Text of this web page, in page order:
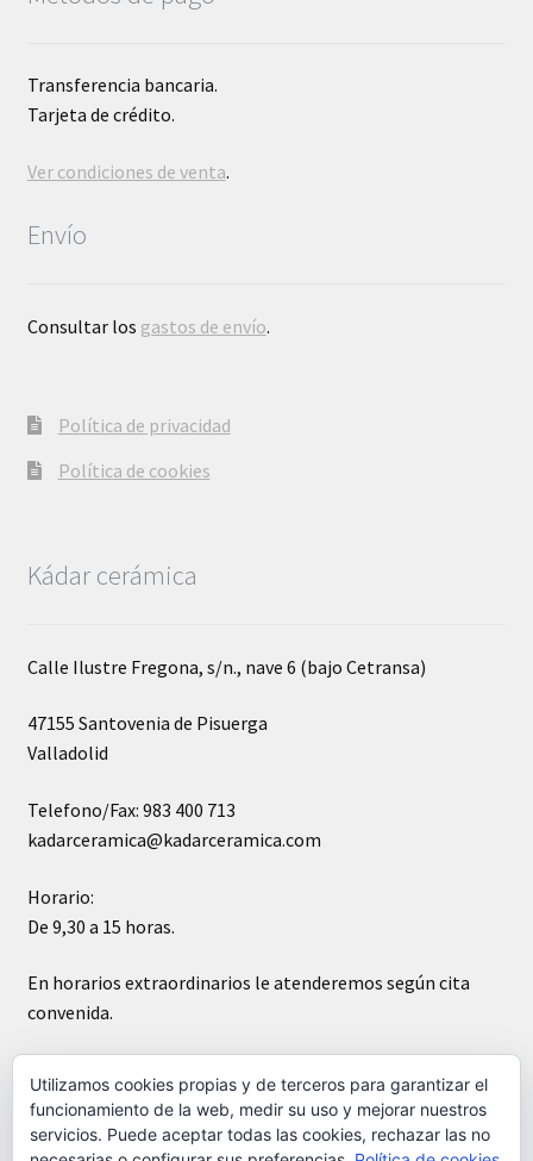
Transferencia bancaria.
Tarjeta de crédito.
Ver condiciones de venta.
Envío
Consultar los gastos de envío.
Política de privacidad
Política de cookies
Kádar cerámica
Calle Ilustre Fregona, s/n., nave 6 (bajo Cetransa)
47155 Santovenia de Pisuerga
Valladolid
Telefono/Fax: 983 400 713
kadarceramica@kadarceramica.com
Horario:
De 9,30 a 15 horas.
En horarios extraordinarios le atenderemos según cita
convenida.
Utilizamos cookies propias y de terceros para garantizar el
funcionamiento de la web, medir su uso y mejorar nuestros
servicios. Puede aceptar todas las cookies, rechazar las no